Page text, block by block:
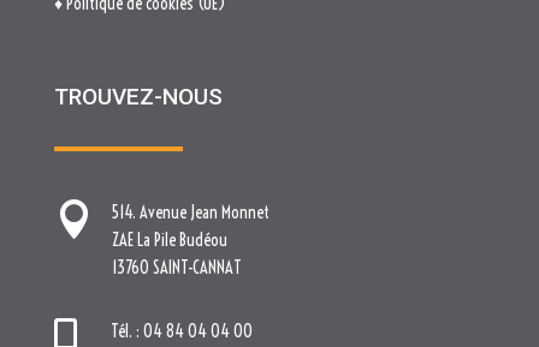
ZAE La Pile Budéou
 Tél. : 04 84 04 04 00
